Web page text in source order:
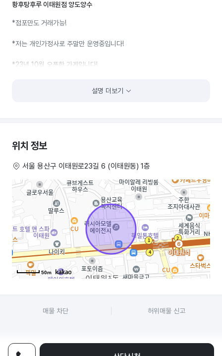
황후탕후루 이태원점 양도양수
*점포만도 거래가능!
*저는 개인가정사로 주말만 운영중입니다!
*23년 10월 오픈한 가게입니다!
타코야끼 등 여러방면으로 좋은 상권입니다.
참고로 바로 옆 집 ‘야상해’라는 딤섬집은 매일 손님들이 줄을섭니다.
혼자서도 운영이 가능하다는 점이 가장 큰 매력이며, 그만큼 인건비가 들지
않아 빠른 손익분기점을 넘기실 수 있습니다.
탕후루를 하실 것이면 정말 몸만 들어오시면 되고, 거래처 등 필요한
정보들은 다 드릴 수 있어요! 매장 리뷰도 그대로 승계 가능합니다.
맛과 가게상태는 제가 자부합니다.
연락주세요~ 부동산 거래 가능합니다
탕후루창업
설명 더보기
위치 정보
서울 용산구 이태원로23길 6 (이태원동) 1층
50m
매물 차단 허위매물 신고